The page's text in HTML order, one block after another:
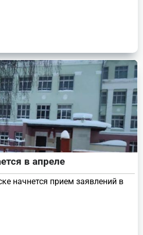
в апреле
начнется прием заявлений в